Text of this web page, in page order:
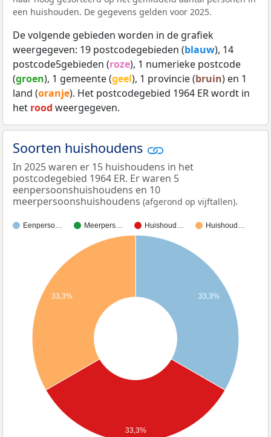
een huishouden. De gegevens gelden voor 2025.
De volgende gebieden worden in de grafiek
weergegeven: 19 postcodegebieden (blauw), 14
postcode5gebieden (roze), 1 numerieke postcode
(groen), 1 gemeente (geel), 1 provincie (bruin) en 1
land (oranje). Het postcodegebied 1964 ER wordt in
het rood weergegeven.
Soorten huishoudens
In 2025 waren er 15 huishoudens in het
postcodegebied 1964 ER. Er waren 5
eenpersoonshuishoudens en 10
meerpersoonshuishoudens (afgerond op vijftallen).
Eenperso… Meerpers… Huishoud… Huishoud…
33,3%
33,3%
33,3%